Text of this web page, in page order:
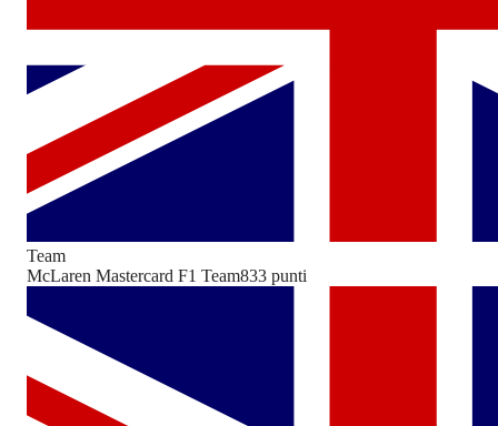
Team
McLaren Mastercard F1 Team833 punti